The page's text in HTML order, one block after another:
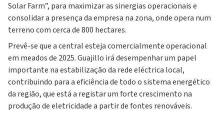
Solar Farm”, para maximizar as sinergias operacionais e
consolidar a presença da empresa na zona, onde opera num
terreno com cerca de 800 hectares.
Prevê-se que a central esteja comercialmente operacional
em meados de 2025. Guajillo irá desempenhar um papel
importante na estabilização da rede eléctrica local,
contribuindo para a eficiência de todo o sistema energético
da região, que está a registar um forte crescimento na
produção de eletricidade a partir de fontes renováveis.